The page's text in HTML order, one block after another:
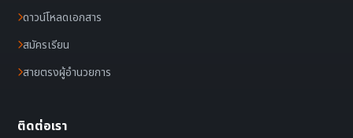
ดาวน์โหลดเอกสาร
สมัครเรียน
สายตรงผู้อำนวยการ
ติดต่อเรา